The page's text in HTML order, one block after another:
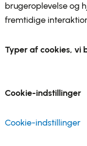
brugeroplevelse og
fremtidige
Typer af cookies, vi
Cookie-indstillinger
Cookie-indstillinger